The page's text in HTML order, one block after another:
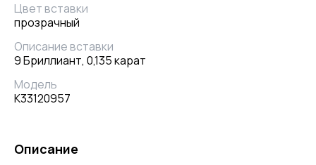
Цвет вставки
прозрачный
Описание вставки
9 Бриллиант, 0,135 карат
Модель
К33120957
Описание